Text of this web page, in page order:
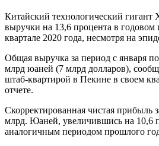
Китайский технологический гигант
выручки на 13,6 процента в годовом
квартале 2020 года, несмотря на
Общая выручка за период с января
млрд юаней (7 млрд долларов),
штаб-квартирой в Пекине в своем
отчете.
Скорректированная чистая прибыль
млрд. Юаней, увеличившись на 10,6
аналогичным периодом прошлого